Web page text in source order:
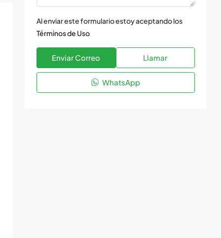
Al enviar este formulario estoy aceptando los
Términos de Uso
Enviar Correo Llamar
WhatsApp